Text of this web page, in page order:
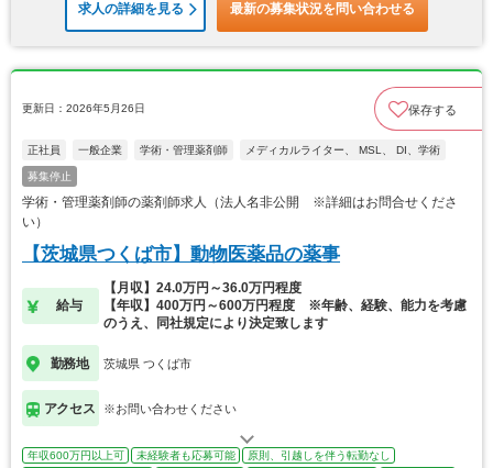
求人の詳細を見る 最新の募集状況を問い合わせる
更新日：2026年5月26日 保存する
正社員 一般企業 学術・管理薬剤師 メディカルライター、 MSL、 DI、学術
募集停止
学術・管理薬剤師の薬剤師求人（法人名非公開 ※詳細はお問合せくださ
い）
【茨城県つくば市】動物医薬品の薬事
給与
【月収】24.0万円～36.0万円程度
【年収】400万円～600万円程度 ※年齢、経験、能力を考慮
のうえ、同社規定により決定致します
勤務地 茨城県 つくば市
アクセス ※お問い合わせください
年収600万円以上可 未経験者も応募可能
原則、引越しを伴う転勤なし